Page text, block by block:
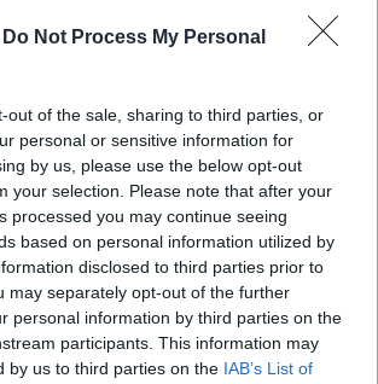
Do Not Process My Personal
out of the sale, sharing to third parties, or
personal or sensitive information for
by us, please use the below opt-out
your selection. Please note that after your
processed you may continue seeing
based on personal information utilized by
disclosed to third parties prior to
may separately opt-out of the further
personal information by third parties on the
participants. This information may
by us to third parties on the IAB’s List of
2
0
47